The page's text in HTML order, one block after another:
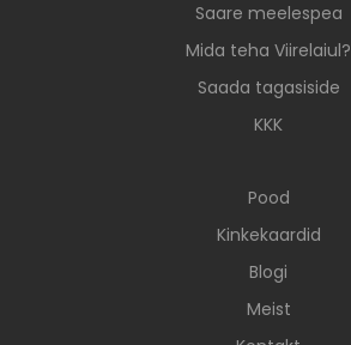
Saare meelespea
Mida teha Viirelaiul?
Saada tagasiside
KKK
Pood
Kinkekaardid
Blogi
Meist